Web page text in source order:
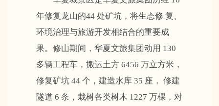
年修复龙山的44 处矿坑，将生态修 复、
环境治理与旅游开发相结合的重要成
果。修山期间，华夏文旅集团动用 130
多辆工程车，搬运土方 6456 万立方米，
修复矿坑 44 个，建造水库 35 座， 修建
隧道 6 条，栽树各类树木 1227 万棵，对